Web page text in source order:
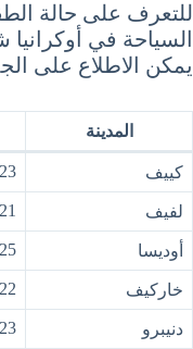
للتعرف على حالة
يمكن الاطلاع على
المدينة
كييف
لفيف
أوديسا
خاركيف
دنيبرو